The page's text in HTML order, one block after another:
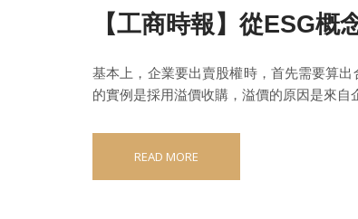
【工商時報】從ESG概
基本上，企業要出賣股權時，首先需要算
的實例是採用溢價收購，溢價的原因是來自
READ MORE